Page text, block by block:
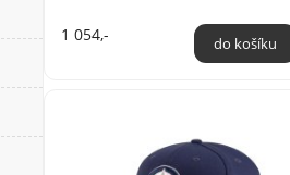
1 054,-